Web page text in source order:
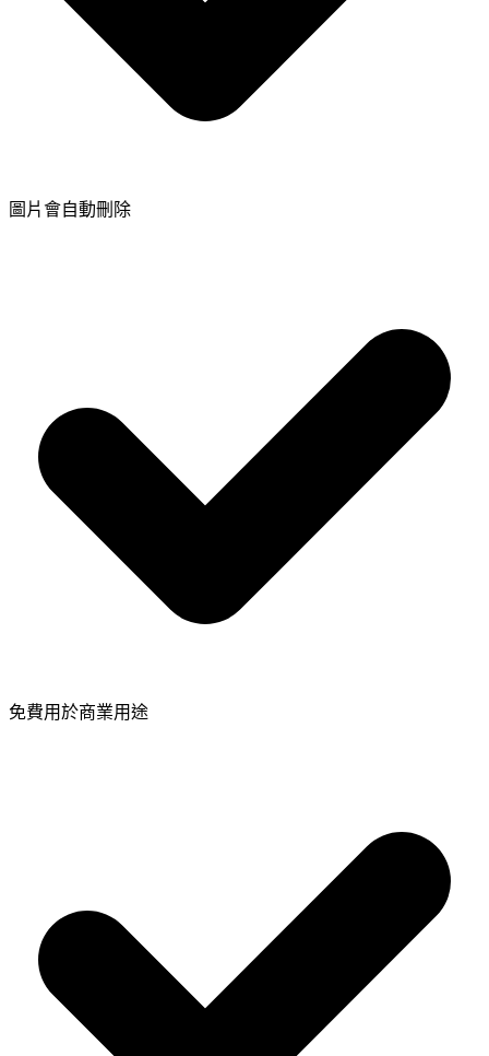
圖片會自動刪除
免費用於商業用途